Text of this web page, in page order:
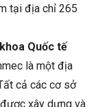
tại địa chỉ 265
Quốc tế
là một địa
cả các cơ sở
xây dựng và